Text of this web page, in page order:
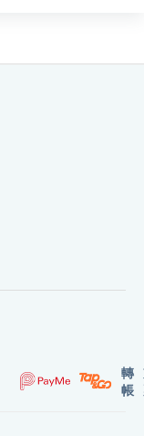
轉
帳